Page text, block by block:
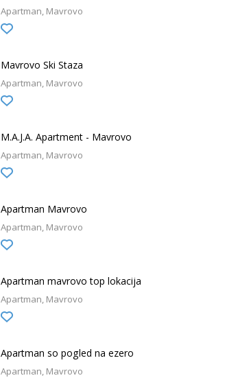
Apartman Mavrovo
Mavrovo Ski Staza
Apartman Mavrovo
M.A.J.A. Apartment - Mavrovo
Apartman Mavrovo
Apartman Mavrovo
Apartman Mavrovo
Apartman mavrovo top lokacija
Apartman Mavrovo
Apartman so pogled na ezero
Apartman Mavrovo